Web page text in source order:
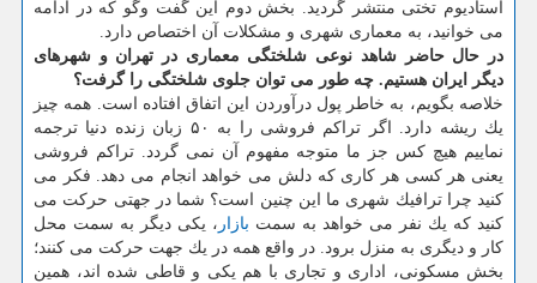
استادیوم تختی منتشر گردید. بخش دوم این گفت وگو كه در ادامه
می خوانید، به معماری شهری و مشكلات آن اختصاص دارد.
در حال حاضر شاهد نوعی شلختگی معماری در تهران و شهرهای
دیگر ایران هستیم. چه طور می توان جلوی شلختگی را گرفت؟
خلاصه بگویم، به خاطر پول درآوردن این اتفاق افتاده است. همه چیز
یك ریشه دارد. اگر تراكم فروشی را به ۵۰ زبان زنده دنیا ترجمه
نماییم هیچ كس جز ما متوجه مفهوم آن نمی گردد. تراكم فروشی
یعنی هر كسی هر كاری كه دلش می خواهد انجام می دهد. فكر می
كنید چرا ترافیك شهری ما این چنین است؟ شما در جهتی حركت می
كنید كه یك نفر می خواهد به سمت بازار ، یكی دیگر به سمت محل
كار و دیگری به منزل برود. در واقع همه در یك جهت حركت می كنند؛
بخش مسكونی، اداری و تجاری با هم یكی و قاطی شده اند، همین